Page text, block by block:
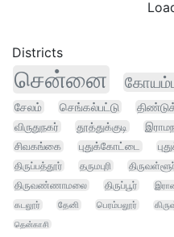
Districts
சென்னை
சேலம் செங்கல்பட்டு
விருதுநகர்
தூத்துக்குடி
சிவகங்கை புதுக்கோட்டை
திருப்பத்தூர்
தருமபுரி
திருவண்ணாமலை
திருப்பூர்
கடலூர்
தேனி பெரம்பலூர்
தென்காசி